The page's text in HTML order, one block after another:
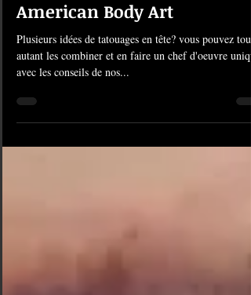
#897 Tatouage Skull roses -
American Body Art
Plusieurs idées de tatouages en tête? vous pouvez tout
autant les combiner et en faire un chef d'oeuvre
avec les conseils de nos...